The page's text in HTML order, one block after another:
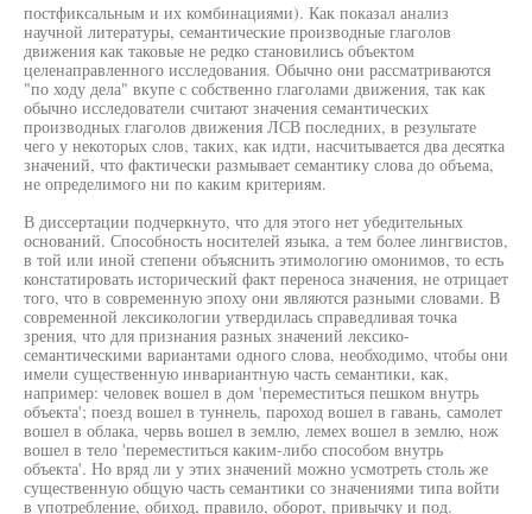
постфиксальным и их комбинациями). Как показал анализ
научной литературы, семантические производные глаголов
движения как таковые не редко становились объектом
целенаправленного исследования. Обычно они рассматриваются
"по ходу дела" вкупе с собственно глаголами движения, так как
обычно исследователи считают значения семантических
производных глаголов движения ЛСВ последних, в результате
чего у некоторых слов, таких, как идти, насчитывается два десятка
значений, что фактически размывает семантику слова до объема,
не определимого ни по каким критериям.
В диссертации подчеркнуто, что для этого нет убедительных
оснований. Способность носителей языка, а тем более лингвистов,
в той или иной степени объяснить этимологию омонимов, то есть
констатировать исторический факт переноса значения, не отрицает
того, что в современную эпоху они являются разными словами. В
современной лексикологии утвердилась справедливая точка
зрения, что для признания разных значений лексико-
семантическими вариантами одного слова, необходимо, чтобы они
имели существенную инвариантную часть семантики, как,
например: человек вошел в дом 'переместиться пешком внутрь
объекта'; поезд вошел в туннель, пароход вошел в гавань, самолет
вошел в облака, червь вошел в землю, лемех вошел в землю, нож
вошел в тело 'переместиться каким-либо способом внутрь
объекта'. Но вряд ли у этих значений можно усмотреть столь же
существенную общую часть семантики со значениями типа войти
в употребление, обиход, правило, оборот, привычку и под.